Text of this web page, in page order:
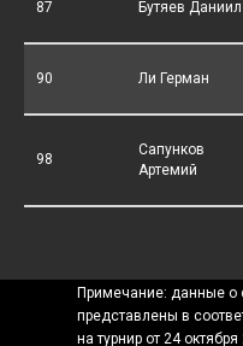
87 Бутяев Даниил
90 Ли Герман
98
Сапунков
Артемий
Примечание: данные о
представлены в
на турнир от 24 октября